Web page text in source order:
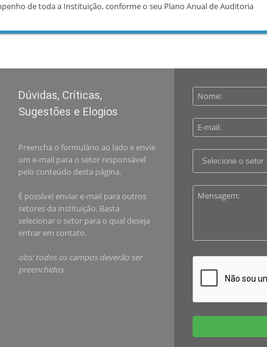
de toda a Instituição, conforme o seu Plano Anual de Auditoria
Dúvidas, Críticas,
Sugestões e Elogios
Preencha o formulário ao lado e envie
um e-mail para o setor responsável
pelo conteúdo desta página.
É possível enviar e-mail para outros
setores da instituição. Basta
selecionar o setor para o qual deseja
entrar em contato.
obs: todos os campos deverão ser
preenchidos